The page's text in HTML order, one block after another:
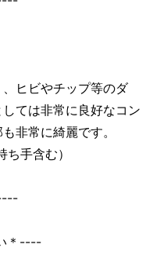
ビやチップ等のダ
ては非常に良好なコン
非常に綺麗です。
手含む）
＊----